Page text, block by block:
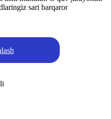
sari barqaror